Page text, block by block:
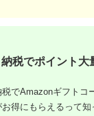
税でポイント大
でAmazonギフトコ
得にもらえるって知